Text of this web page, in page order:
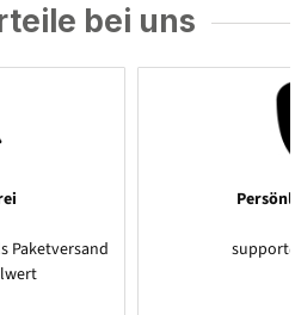
bei uns
Paketversand